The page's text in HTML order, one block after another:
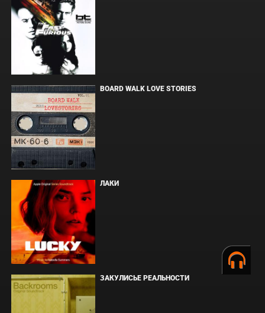
BOARD WALK LOVE STORIES
ЛАКИ
ЗАКУЛИСЬЕ РЕАЛЬНОСТИ